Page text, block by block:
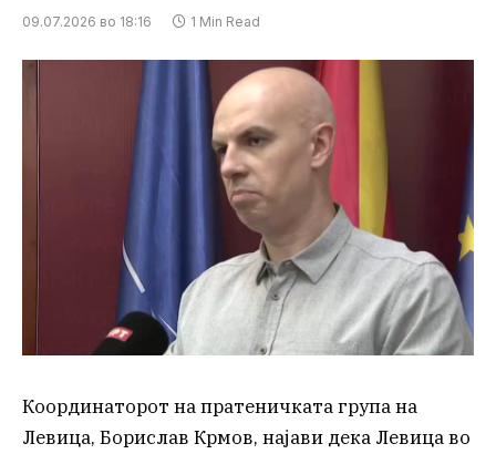
09.07.2026 во 18:16 1 Min Read
Координаторот на пратеничката група на
Левица, Борислав Крмов, најави дека Левица во